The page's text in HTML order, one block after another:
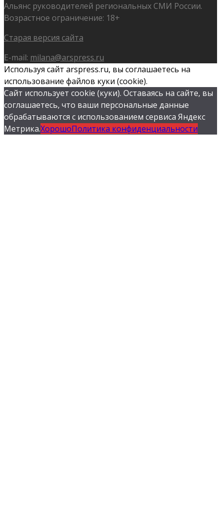
Альянс руководителей региональных СМИ России.
Возрастное ограничение: 18+
Старая версия сайта
E-mail: milana@arspress.ru
Используя сайт arspress.ru, вы соглашаетесь на
использование файлов куки (cookie).
Сайт использует cookie (куки). Оставаясь на сайте, вы
соглашаетесь, что ваши персональные данные
обрабатываются с использованием сервиса Яндекс
Метрика.ХорошоПолитика конфиденциальности